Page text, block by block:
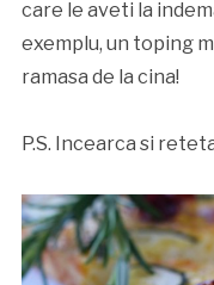
care le aveti la
exemplu, un toping
ramasa de la cina!
P.S. Incearca si